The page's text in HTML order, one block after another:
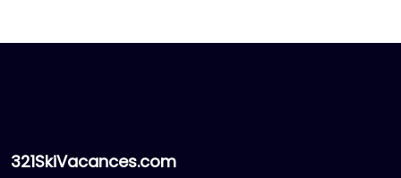
321SkiVacances.com